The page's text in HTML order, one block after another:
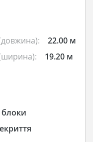
22.00 м
19.20 м
блоки